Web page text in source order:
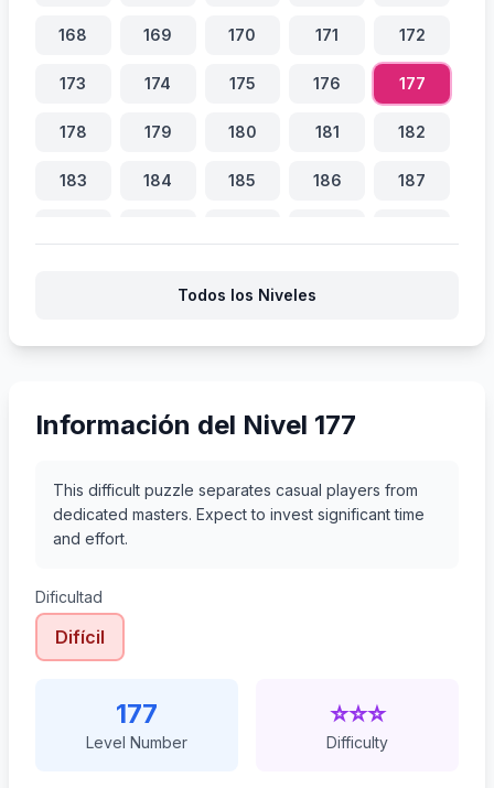
168 169 170 171 172
173 174 175 176 177
178 179 180 181 182
183 184 185 186 187
Todos los Niveles
Información del Nivel 177
This difficult puzzle separates casual players from
dedicated masters. Expect to invest significant time
and effort.
Dificultad
Difícil
177
Level Number
⭐⭐⭐
Difficulty